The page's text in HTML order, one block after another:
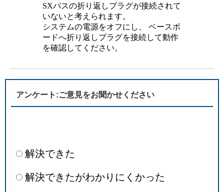
SXバスの折り返しプラグが接続されて
いないと考えられます。
システムの電源をオフにし、 ベースボ
ードへ折り返しプラグを接続して動作
を確認してください。
アンケート:ご意見をお聞かせください
解決できた
解決できたがわかりにくかった